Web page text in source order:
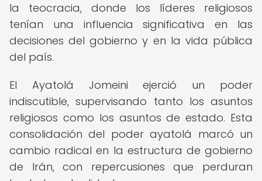
la teocracia, donde los líderes religiosos
tenían una influencia significativa en las
decisiones del gobierno y en la vida pública
del país.
El Ayatolá Jomeini ejerció un poder
indiscutible, supervisando tanto los asuntos
religiosos como los asuntos de estado. Esta
consolidación del poder ayatolá marcó un
cambio radical en la estructura de gobierno
de Irán, con repercusiones que perduran